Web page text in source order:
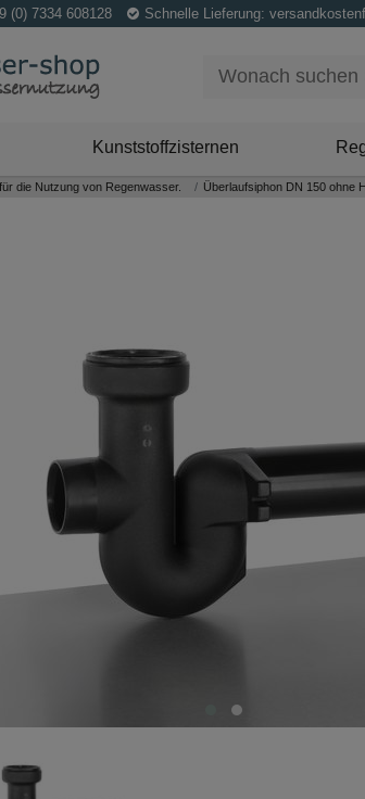
(0) 7334 608128 Schnelle Lieferung:
Kunststoffzisternen
die Nutzung von Regenwasser. Überlaufsiphon DN 150 ohne